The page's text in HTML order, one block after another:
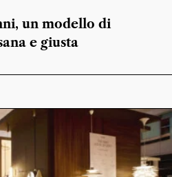
un modello di
e giusta